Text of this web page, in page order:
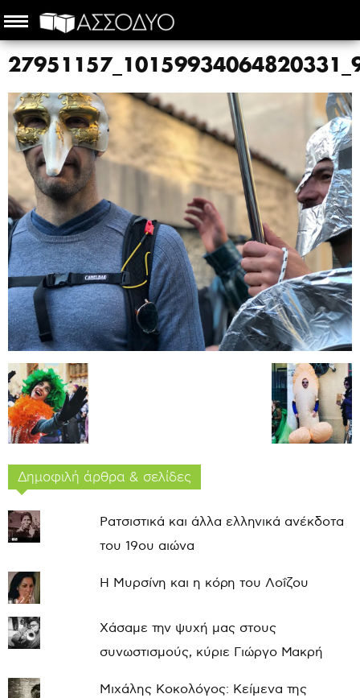
Δημοφιλή άρθρα & σελίδες
Ρατσιστικά και άλλα ελληνικά ανέκδοτα
του 19ου αιώνα
Η Μυρσίνη και η κόρη του Λοΐζου
Χάσαμε την ψυχή μας στους
συνωστισμούς, κύριε Γιώργο Μακρή
Μιχάλης Κοκολόγος: Κείμενα της